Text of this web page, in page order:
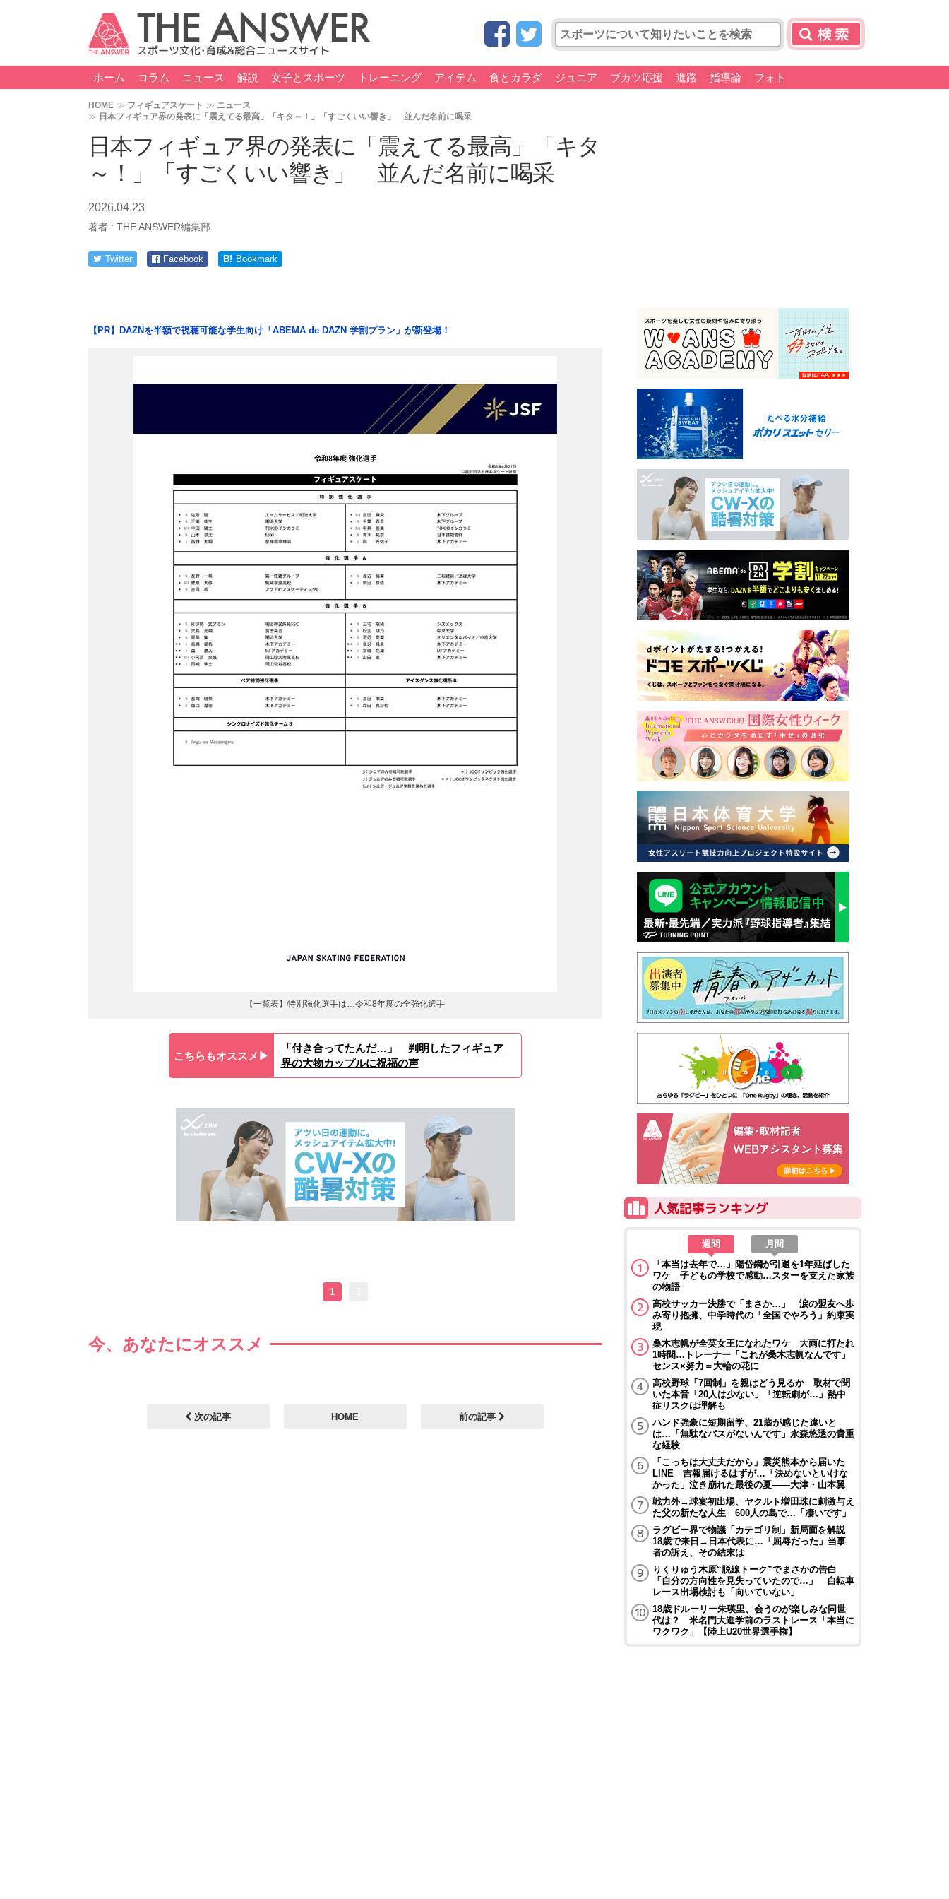
ホーム コラム ニュース 解説 女子とスポーツ トレーニング アイテム 食とカラダ ジュニア ブカツ応援 進路 指導論 フォト
HOME フィギュアスケート
ニュース
日本フィギュア界の発表に「震えてる最高」「キタ～！」「すごくいい響き」 並んだ名前に喝采
日本フィギュア界の発表に「震えてる最高」「キタ
～！」「すごくいい響き」 並んだ名前に喝采
2026.04.23
著者 : THE ANSWER編集部
Twitter Facebook B! Bookmark
【PR】DAZNを半額で視聴可能な学生向け「ABEMA de DAZN 学割プラン」が新登場！
【一覧表】特別強化選手は…令和8年度の全強化選手
こちらもオススメ▶︎
「付き合ってたんだ…」 判明したフィギュア
界の大物カップルに祝福の声
1
今、あなたにオススメ
次の記事 HOME 前の記事
週間
月間
「本当は去年で…」陽岱鋼が引退を1年延ばした
ワケ 子どもの学校で感動…スターを支えた家族
の物語
高校サッカー決勝で「まさか…」 涙の盟友へ歩
み寄り抱擁、中学時代の「全国でやろう」約束実
現
桑木志帆が全英女王になれたワケ 大雨に打たれ
1時間…トレーナー「これが桑木志帆なんです」
センス×努力＝大輪の花に
高校野球「7回制」を親はどう見るか 取材で聞
いた本音「20人は少ない」「逆転劇が…」熱中
症リスクは理解も
ハンド強豪に短期留学、21歳が感じた違いと
は…「無駄なパスがないんです」永森悠透の貴重
な経験
「こっちは大丈夫だから」震災熊本から届いた
LINE 吉報届けるはずが…「決めないといけな
かった」泣き崩れた最後の夏――大津・山本翼
戦力外→球宴初出場、ヤクルト増田珠に刺激与え
た父の新たな人生 600人の島で…「凄いです」
ラグビー界で物議「カテゴリ制」新局面を解説
18歳で来日→日本代表に…「屈辱だった」当事
者の訴え、その結末は
りくりゅう木原“脱線トーク”でまさかの告白
「自分の方向性を見失っていたので…」 自転車
レース出場検討も「向いていない」
18歳ドルーリー朱瑛里、会うのが楽しみな同世
代は？ 米名門大進学前のラストレース「本当に
ワクワク」【陸上U20世界選手権】